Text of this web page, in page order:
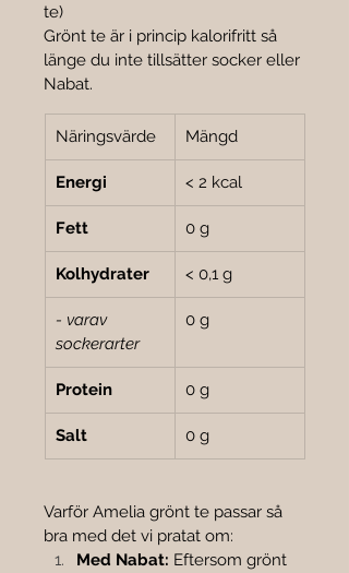
te)
Grönt te är i princip kalorifritt så
länge du inte tillsätter socker eller
Nabat.
Näringsvärde Mängd
Energi < 2 kcal
Fett 0 g
Kolhydrater < 0,1 g
- varav
sockerarter
0 g
Protein 0 g
Salt 0 g
Varför Amelia grönt te passar så
bra med det vi pratat om:
Med Nabat: Eftersom grönt